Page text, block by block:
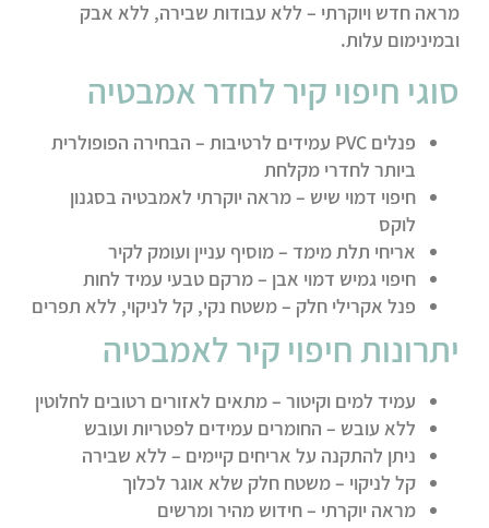
מראה חדש ויוקרתי – ללא עבודות שבירה, ללא אבק
ובמינימום עלות.
סוגי חיפוי קיר לחדר אמבטיה
פנלים PVC עמידים לרטיבות
– הבחירה הפופולרית
ביותר לחדרי מקלחת
חיפוי דמוי שיש – מראה יוקרתי לאמבטיה בסגנון
לוקס
אריחי תלת מימד– מוסיף עניין ועומק לקיר
חיפוי גמיש דמוי אבן – מרקם טבעי עמיד לחות
פנל אקרילי חלק – משטח נקי, קל לניקוי, ללא תפרים
יתרונות חיפוי קיר לאמבטיה
עמיד למים וקיטור– מתאים לאזורים רטובים לחלוטין
ללא עובש – החומרים עמידים לפטריות ועובש
ניתן להתקנה על אריחים קיימים – ללא שבירה
קל לניקוי – משטח חלק שלא אוגר לכלוך
מראה יוקרתי – חידוש מהיר ומרשים